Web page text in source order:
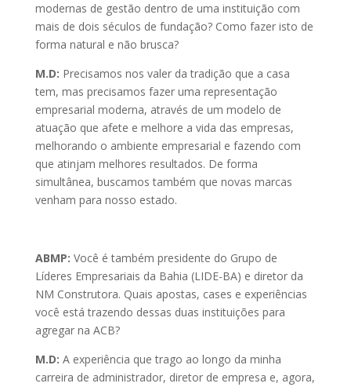
modernas de gestão dentro de uma instituição com
mais de dois séculos de fundação? Como fazer isto de
forma natural e não brusca?
M.D: Precisamos nos valer da tradição que a casa
tem, mas precisamos fazer uma representação
empresarial moderna, através de um modelo de
atuação que afete e melhore a vida das empresas,
melhorando o ambiente empresarial e fazendo com
que atinjam melhores resultados. De forma
simultânea, buscamos também que novas marcas
venham para nosso estado.
ABMP: Você é também presidente do Grupo de
Líderes Empresariais da Bahia (LIDE-BA) e diretor da
NM Construtora. Quais apostas, cases e experiências
você está trazendo dessas duas instituições para
agregar na ACB?
M.D: A experiência que trago ao longo da minha
carreira de administrador, diretor de empresa e, agora,